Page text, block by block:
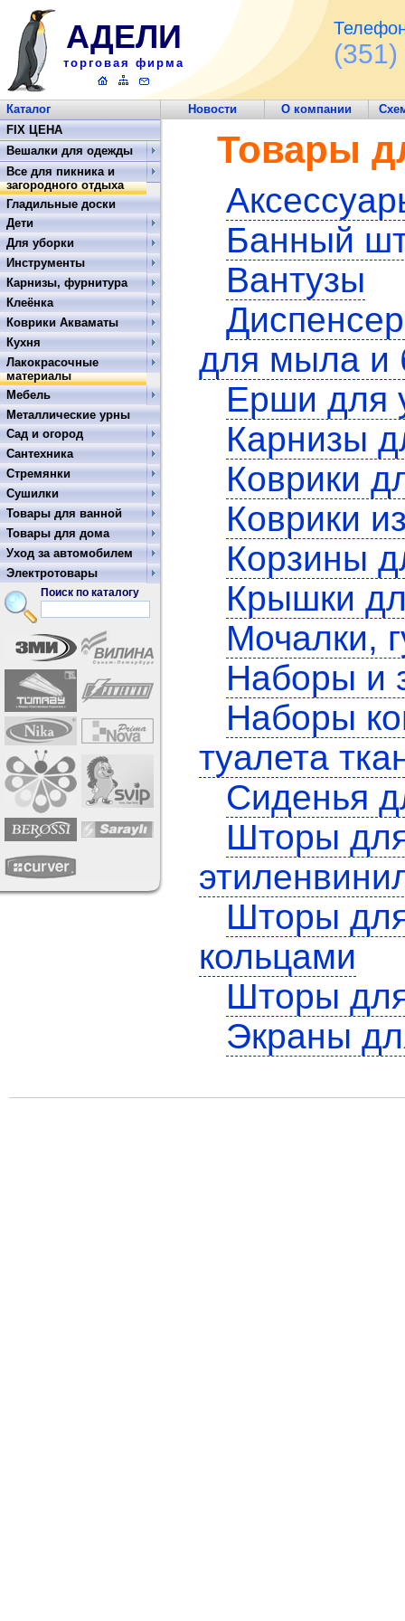
АДЕЛИ
торговая фирма (351)
Каталог Новости О компании
Обратная связь
Товары
Банный
Вантузы
для мыла и
Ерши для
Карнизы
Коврики
Коврики
Корзины
Крышки
Мочалки,
Наборы и
Наборы
туалета
Сиденья
Шторы
Шторы
кольцами
Шторы
Экраны
FIX ЦЕНА
Вешалки для одежды
Все для пикника и
загородного отдыха
Гладильные доски
Дети
Для уборки
Инструменты
Карнизы, фурнитура
Клеёнка
Коврики Акваматы
Кухня
Лакокрасочные
материалы
Мебель
Металлические урны
Сад и огород
Сантехника
Стремянки
Сушилки
Товары для ванной
Товары для дома
Уход за автомобилем
Электротовары
Поиск по каталогу